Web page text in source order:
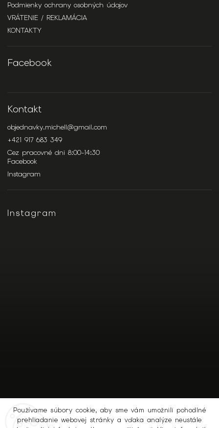
Používame súbory cookie, aby sme vám umožnili pohodlné
prehliadanie webovej stránky a vďaka analýze neustále
Podmienky ochrany osobných údajov
VRÁTENIE / REKLAMÁCIA
KONTAKTY
Facebook
Kontakt
objednavky.michell@gmail.com
+421 917 683 349
Cez pracovné dni 8:00-14:30
Facebook
Instagram
Instagram